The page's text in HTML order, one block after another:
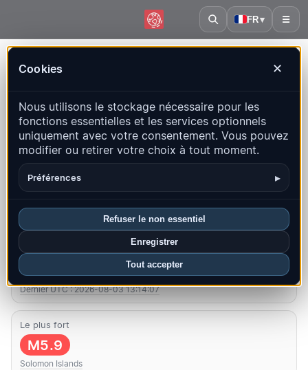
FR▾ ☰
Cookies ✕
Nous utilisons le stockage nécessaire pour les
fonctions essentielles et les services optionnels
uniquement avec votre consentement. Vous pouvez
modifier ou retirer votre choix à tout moment.
Préférences ▸
Refuser le non essentiel
Enregistrer
Tout accepter
QuakeMap24
Carte en direct, statistiques et événements récents
Ouvrir la carte historique Derniers dans ce pays
Aperçu Carte Récents Graphiques Principales régions
FAQ
Séismes ce mois-ci
1
Dernier UTC : 2026-08-03 13:14:07
Le plus fort
M5.9
Solomon Islands